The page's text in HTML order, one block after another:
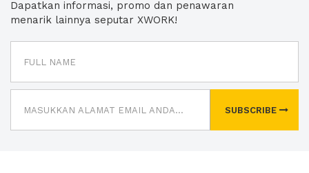
Dapatkan informasi, promo dan penawaran
menarik lainnya seputar XWORK!
SUBSCRIBE